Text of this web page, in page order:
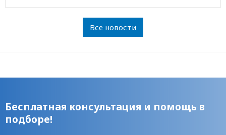
Все новости
Бесплатная консультация и помощь в
подборе!